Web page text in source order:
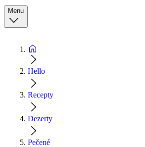
Menu
Hello
Recepty
Dezerty
Pečené